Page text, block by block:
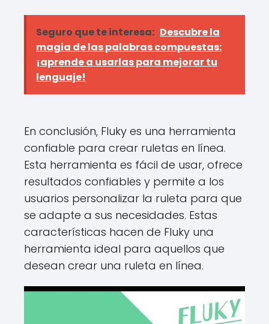
Seguro que te interesa: Descubre la
magia de las palabras compuestas:
¡aprende a usarlas para mejorar tu
lenguaje!
En conclusión, Fluky es una herramienta
confiable para crear ruletas en línea.
Esta herramienta es fácil de usar, ofrece
resultados confiables y permite a los
usuarios personalizar la ruleta para que
se adapte a sus necesidades. Estas
características hacen de Fluky una
herramienta ideal para aquellos que
desean crear una ruleta en línea.